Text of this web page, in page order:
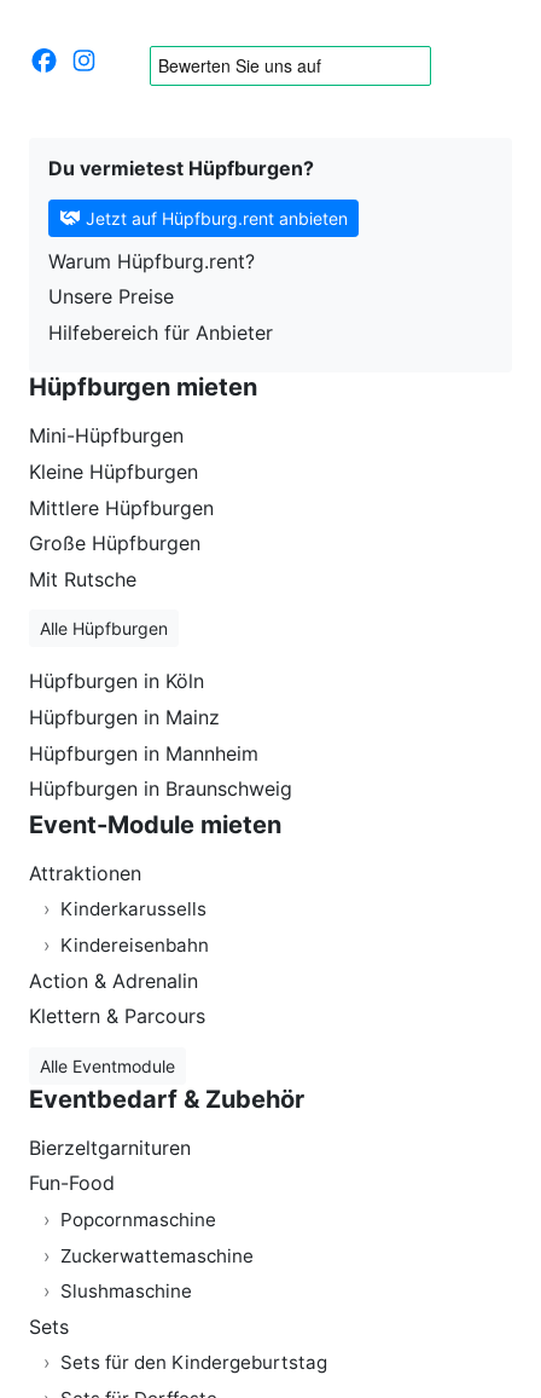
Du vermietest Hüpfburgen?
Jetzt auf Hüpfburg.rent anbieten
Warum Hüpfburg.rent?
Unsere Preise
Hilfebereich für Anbieter
Hüpfburgen mieten
Mini-Hüpfburgen
Kleine Hüpfburgen
Mittlere Hüpfburgen
Große Hüpfburgen
Mit Rutsche
Alle Hüpfburgen
Hüpfburgen in Köln
Hüpfburgen in Mainz
Hüpfburgen in Mannheim
Hüpfburgen in Braunschweig
Event-Module mieten
Attraktionen
Kinderkarussells
Kindereisenbahn
Action & Adrenalin
Klettern & Parcours
Alle Eventmodule
Eventbedarf & Zubehör
Bierzeltgarnituren
Fun-Food
Popcornmaschine
Zuckerwattemaschine
Slushmaschine
Sets
Sets für den Kindergeburtstag